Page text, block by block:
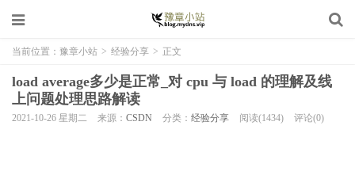
当前位置： 豫章小站 > 经验分享 > 正文
load average多少是正常_对 cpu 与 load 的理解及线
上问题处理思路解读
2021-10-26 星期二 来源： CSDN 分类： 经验分享 阅读(1434) 评论(0)